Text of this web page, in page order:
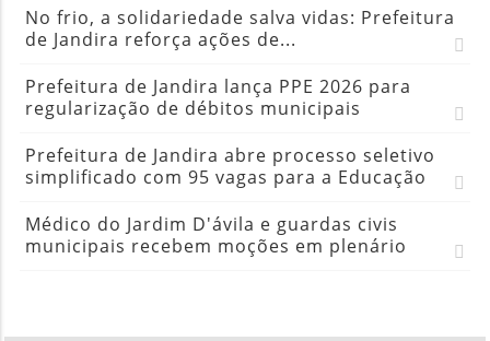
No frio, a solidariedade salva vidas: Prefeitura
de Jandira reforça ações de...
Prefeitura de Jandira lança PPE 2026 para
regularização de débitos municipais
Prefeitura de Jandira abre processo seletivo
simplificado com 95 vagas para a Educação
Médico do Jardim D'ávila e guardas civis
municipais recebem moções em plenário